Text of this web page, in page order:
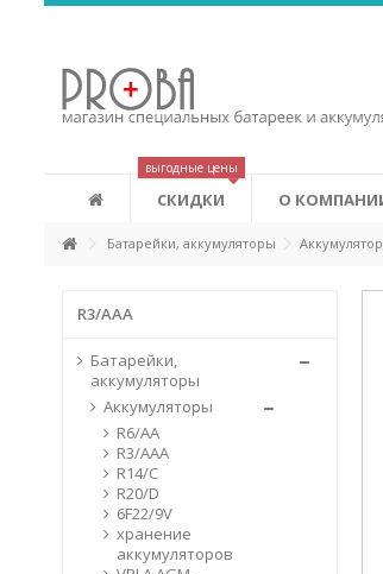
Это новые аккумуляторы, которые
экономичность аккумуляторов. Eneloop
лучшему. Первоначальная зарядка
соответствии с системой «зеленых»
СКИДКИ
выгодные цены
О
Батарейки, аккумуляторы
R3/AAA
Батарейки,
аккумуляторы
Аккумуляторы
R6/AA
R3/AAA
R14/C
R20/D
6F22/9V
хранение
аккумуляторов